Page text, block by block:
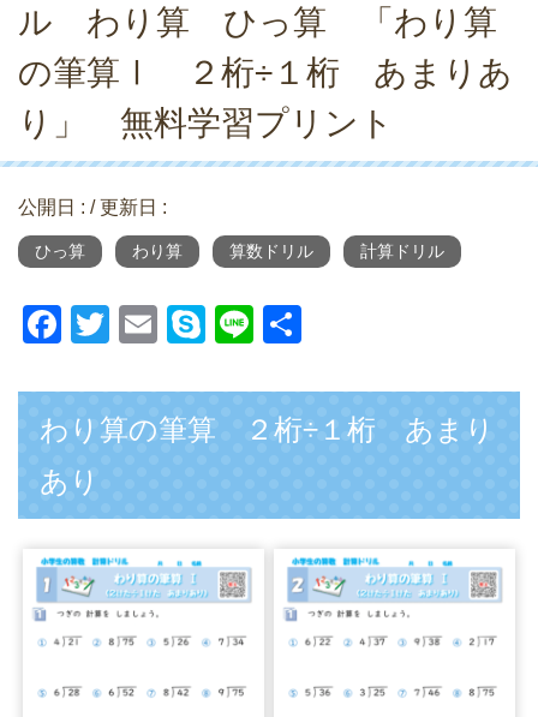
ル わり算 ひっ算 「わり算
の筆算Ⅰ ２桁÷１桁 あまりあ
り」 無料学習プリント
公開日 : / 更新日 :
ひっ算 わり算 算数ドリル 計算ドリル
F
c
e
b
o
o
k
T
tt
er
E
ail
S
p
e
Li
e
わり算の筆算 ２桁÷１桁 あまり
あり